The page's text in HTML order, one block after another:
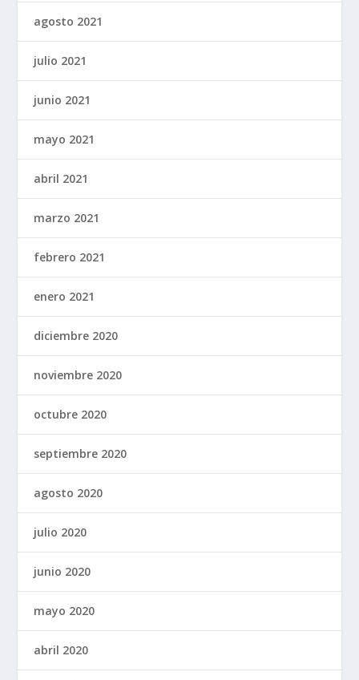
agosto 2021
julio 2021
junio 2021
mayo 2021
abril 2021
marzo 2021
febrero 2021
enero 2021
diciembre 2020
noviembre 2020
octubre 2020
septiembre 2020
agosto 2020
julio 2020
junio 2020
mayo 2020
abril 2020